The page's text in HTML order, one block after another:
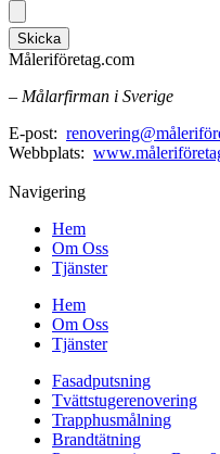
Skicka
Måleriföretag.com
– Målarfirman i Sverige
E-post:
Webbplats:
Navigering
Hem
Om Oss
Tjänster
Hem
Om Oss
Tjänster
Fasadputsning
Tvättstugerenovering
Trapphusmålning
Brandtätning